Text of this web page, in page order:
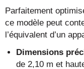
Parfaitement
ce modèle peut
l’équivalent d’un
Dimensions
de 2,10 m et